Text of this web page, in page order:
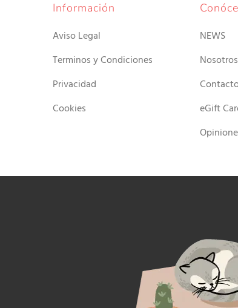
Información
Aviso Legal
Terminos y Condiciones
Privacidad
Cookies
NEWS
Nosotros
eGift